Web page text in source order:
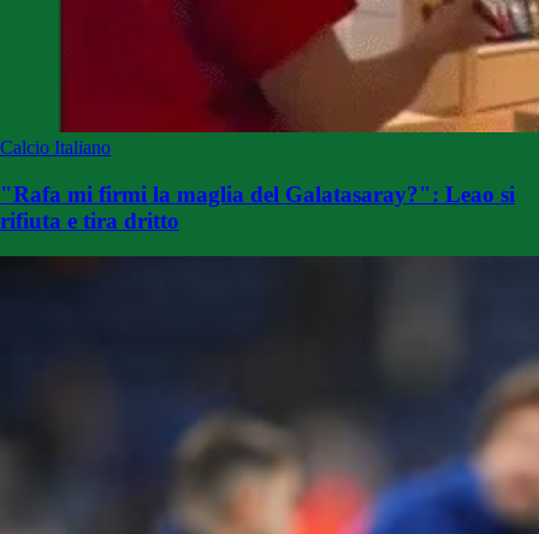
Calcio Italiano
"Rafa mi firmi la maglia del Galatasaray?": Leao si
rifiuta e tira dritto